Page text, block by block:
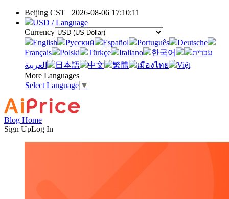
Beijing CST 2026-08-06 17:10:11
USD / Language
Currency
English
Pусский Español Português
Deutsche
Français
Polski Türkçe Italiano 한국어
עברית
العربية
日本語 中文 繁體 เมืองไทย
Việt
More Languages
Select Language ▼
Blog Home
Sign UpLog In